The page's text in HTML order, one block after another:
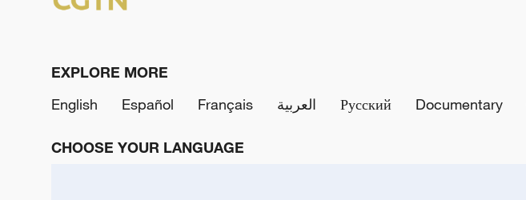
EXPLORE MORE
English
Español Français العربية Русский Documentary
CHOOSE YOUR LANGUAGE